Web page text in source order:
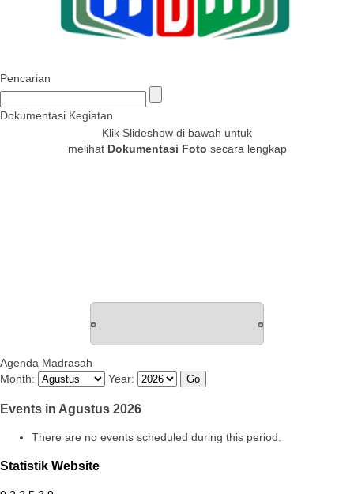
Pencarian
Dokumentasi Kegiatan
Klik Slideshow di bawah untuk
melihat Dokumentasi Foto secara lengkap
Agenda Madrasah
Month:
Year:
Events in Agustus 2026
There are no events scheduled during this period.
Statistik Website